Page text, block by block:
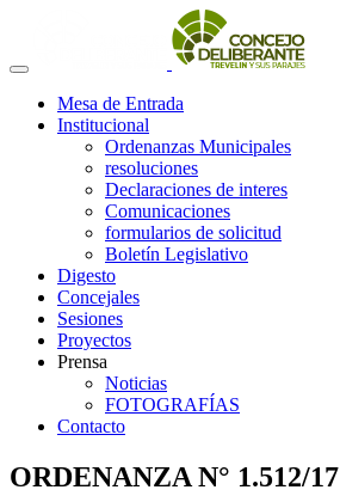
Mesa de Entrada
Institucional
Ordenanzas Municipales
resoluciones
Declaraciones de interes
Comunicaciones
formularios de solicitud
Boletín Legislativo
Digesto
Concejales
Sesiones
Proyectos
Prensa
Noticias
FOTOGRAFÍAS
Contacto
ORDENANZA N° 1.512/17